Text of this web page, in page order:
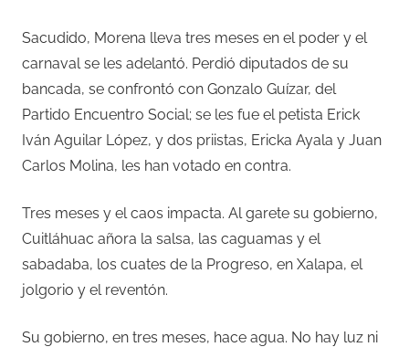
Sacudido, Morena lleva tres meses en el poder y el
carnaval se les adelantó. Perdió diputados de su
bancada, se confrontó con Gonzalo Guízar, del
Partido Encuentro Social; se les fue el petista Erick
Iván Aguilar López, y dos priistas, Ericka Ayala y Juan
Carlos Molina, les han votado en contra.
Tres meses y el caos impacta. Al garete su gobierno,
Cuitláhuac añora la salsa, las caguamas y el
sabadaba, los cuates de la Progreso, en Xalapa, el
jolgorio y el reventón.
Su gobierno, en tres meses, hace agua. No hay luz ni